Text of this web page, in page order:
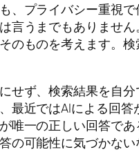
、プライバシー重視
言うまでもありませ
のものを考えます。
せず、検索結果を自
最近ではAIによる回
唯一の正しい回答で
の可能性に気づかな